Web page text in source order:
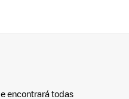
encontrará todas